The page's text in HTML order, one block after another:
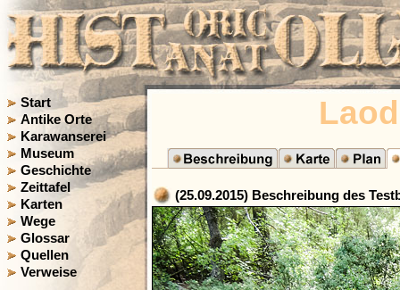
Start
Antike Orte
Karawanserei
Museum
Geschichte
Zeittafel
Karten
Wege
Glossar
Quellen
Verweise
(25.09.2015) Beschreibung des